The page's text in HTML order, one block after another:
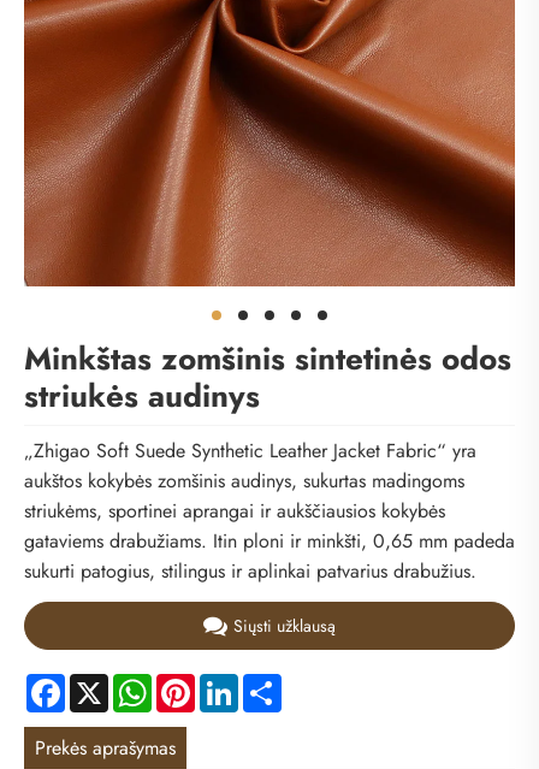
Minkštas zomšinis sintetinės odos
striukės audinys
„Zhigao Soft Suede Synthetic Leather Jacket Fabric“ yra
aukštos kokybės zomšinis audinys, sukurtas madingoms
striukėms, sportinei aprangai ir aukščiausios kokybės
gataviems drabužiams. Itin ploni ir minkšti, 0,65 mm padeda
sukurti patogius, stilingus ir aplinkai patvarius drabužius.
Siųsti užklausą
Facebook
X WhatsApp
PinterestLinkedIn
Prekės aprašymas